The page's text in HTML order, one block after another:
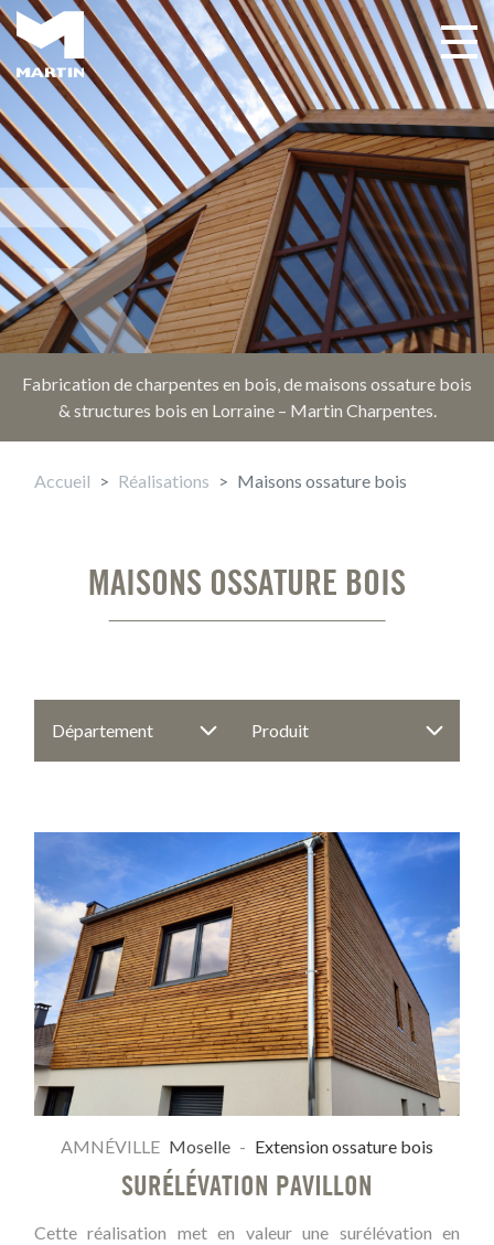
Aller
au
contenu
principal
Main navigation Toggle
Fabrication de charpentes en bois, de maisons ossature bois
& structures bois en Lorraine – Martin Charpentes.
Accueil Réalisations Maisons ossature bois
MAISONS OSSATURE BOIS
AMNÉVILLE Moselle - Extension ossature bois
SURÉLÉVATION PAVILLON
Cette réalisation met en valeur une surélévation en